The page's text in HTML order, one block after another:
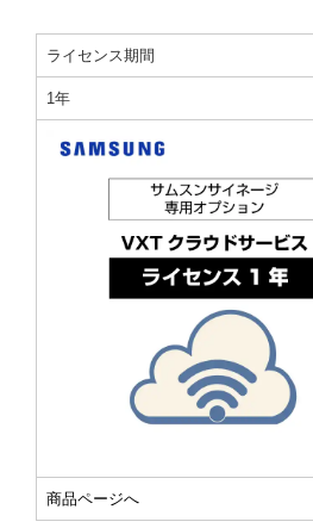
ライセンス期間
1年
商品ページへ